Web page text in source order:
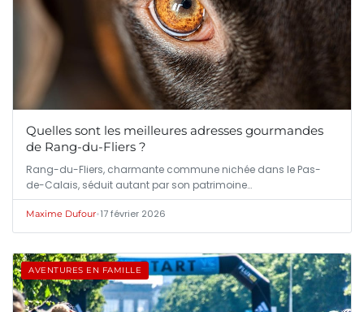
Quelles sont les meilleures adresses gourmandes
de Rang-du-Fliers ?
Rang-du-Fliers, charmante commune nichée dans le Pas-
de-Calais, séduit autant par son patrimoine…
Maxime Dufour•17 février 2026
AVENTURES EN FAMILLE